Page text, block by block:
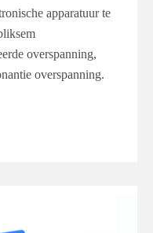
apparatuur te
overspanning,
overspanning.